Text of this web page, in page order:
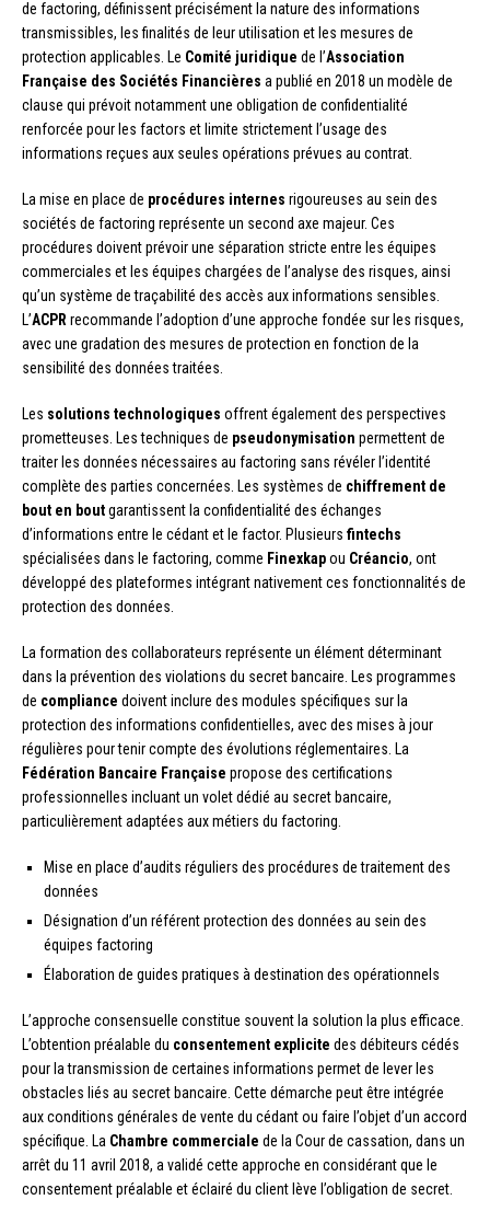
de factoring, définissent précisément la nature des informations
transmissibles, les finalités de leur utilisation et les mesures de
protection applicables. Le Comité juridique de l’Association
Française des Sociétés Financières a publié en 2018 un modèle de
clause qui prévoit notamment une obligation de confidentialité
renforcée pour les factors et limite strictement l’usage des
informations reçues aux seules opérations prévues au contrat.
La mise en place de procédures internes rigoureuses au sein des
sociétés de factoring représente un second axe majeur. Ces
procédures doivent prévoir une séparation stricte entre les équipes
commerciales et les équipes chargées de l’analyse des risques, ainsi
qu’un système de traçabilité des accès aux informations sensibles.
L’ACPRrecommande l’adoption d’une approche fondée sur les risques,
avec une gradation des mesures de protection en fonction de la
sensibilité des données traitées.
Les solutions technologiques offrent également des perspectives
prometteuses. Les techniques de pseudonymisation permettent de
traiter les données nécessaires au factoring sans révéler l’identité
complète des parties concernées. Les systèmes de chiffrement de
bout en boutgarantissent la confidentialité des échanges
d’informations entre le cédant et le factor. Plusieurs fintechs
spécialisées dans le factoring, comme Finexkapou Créancio, ont
développé des plateformes intégrant nativement ces fonctionnalités de
protection des données.
La formation des collaborateurs représente un élément déterminant
dans la prévention des violations du secret bancaire. Les programmes
de compliance doivent inclure des modules spécifiques sur la
protection des informations confidentielles, avec des mises à jour
régulières pour tenir compte des évolutions réglementaires. La
Fédération Bancaire Française propose des certifications
professionnelles incluant un volet dédié au secret bancaire,
particulièrement adaptées aux métiers du factoring.
Mise en place d’audits réguliers des procédures de traitement des
données
Désignation d’un référent protection des données au sein des
équipes factoring
Élaboration de guides pratiques à destination des opérationnels
L’approche consensuelle constitue souvent la solution la plus efficace.
L’obtention préalable du consentement explicite des débiteurs cédés
pour la transmission de certaines informations permet de lever les
obstacles liés au secret bancaire. Cette démarche peut être intégrée
aux conditions générales de vente du cédant ou faire l’objet d’un accord
spécifique. La Chambre commerciale de la Cour de cassation, dans un
arrêt du 11 avril 2018, a validé cette approche en considérant que le
consentement préalable et éclairé du client lève l’obligation de secret.